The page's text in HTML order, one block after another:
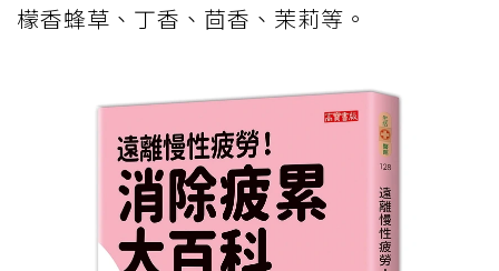
檬香蜂草、丁香、茴香、茉莉等。